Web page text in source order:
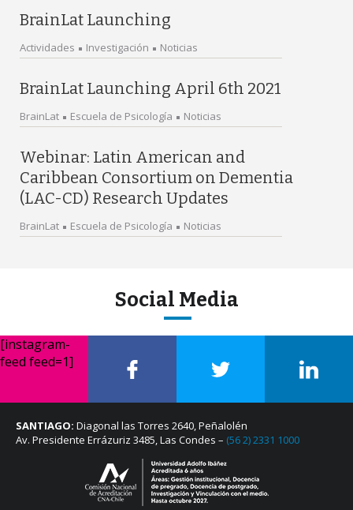
BrainLat Launching
Actividades Investigación Noticias
BrainLat Launching April 6th 2021
BrainLat Escuela de Psicología Noticias
Webinar: Latin American and
Caribbean Consortium on Dementia
(LAC-CD) Research Updates
BrainLat Escuela de Psicología Noticias
Social Media
[instagram-
feed feed=1]
SANTIAGO: Diagonal las Torres 2640, Peñalolén
Av. Presidente Errázuriz 3485, Las Condes – (56 2) 2331 1000